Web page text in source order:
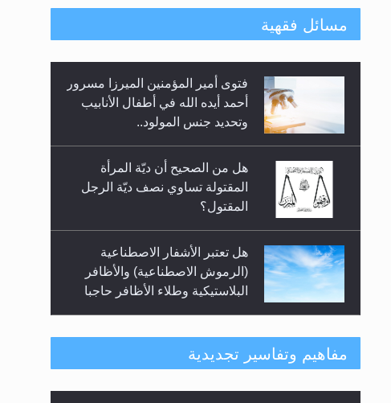
متطلَّبات التّحريك الجديد...
رأيٌ في لغة المسيح الموعود عليه
السلام.. 4...
مسائل فقهية
فتوى أمير المؤمنين الميرزا مسرور
أحمد أيده الله في أطفال الأنابيب
وتحديد جنس المولود..
هل من الصحيح أن ديّة المرأة
المقتولة تساوي نصف ديّة الرجل
المقتول؟
هل تعتبر الأشفار الاصطناعية
(الرموش الاصطناعية) والأظافر
البلاستيكية وطلاء الأظافر حاجبا
هل يُحسب حول الزكاة وفق السنة
الميلادية أو الهجرية؟
مفاهيم وتفاسير تجديدية